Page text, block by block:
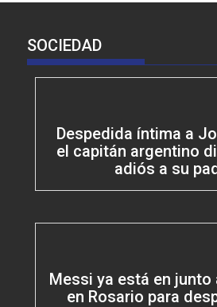
SOCIEDAD
Despedida íntima a
el capitán argentino
adiós a su
Messi ya está en junto
en Rosario para